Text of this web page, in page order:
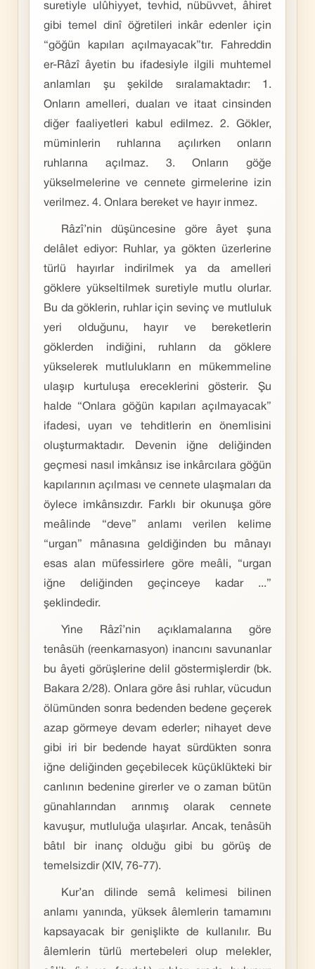
suretiyle ulûhiyyet, tevhid, nübüvvet, âhiret
gibi temel dinî öğretileri inkâr edenler için
“göğün kapıları açılmayacak”tır. Fahreddin
er-Râzî âyetin bu ifadesiyle ilgili muhtemel
anlamları şu şekilde sıralamaktadır: 1.
Onların amelleri, duaları ve itaat cinsinden
diğer faaliyetleri kabul edilmez. 2. Gökler,
müminlerin ruhlarına açılırken onların
ruhlarına açılmaz. 3. Onların göğe
yükselmelerine ve cennete girmelerine izin
verilmez. 4. Onlara bereket ve hayır inmez.
Râzî’nin düşüncesine göre âyet şuna
delâlet ediyor: Ruhlar, ya gökten üzerlerine
türlü hayırlar indirilmek ya da amelleri
göklere yükseltilmek suretiyle mutlu olurlar.
Bu da göklerin, ruhlar için sevinç ve mutluluk
yeri olduğunu, hayır ve bereketlerin
göklerden indiğini, ruhların da göklere
yükselerek mutlulukların en mükemmeline
ulaşıp kurtuluşa ereceklerini gösterir. Şu
halde “Onlara göğün kapıları açılmayacak”
ifadesi, uyarı ve tehditlerin en önemlisini
oluşturmaktadır. Devenin iğne deliğinden
geçmesi nasıl imkânsız ise inkârcılara göğün
kapılarının açılması ve cennete ulaşmaları da
öylece imkânsızdır. Farklı bir okunuşa göre
meâlinde “deve” anlamı verilen kelime
“urgan” mânasına geldiğinden bu mânayı
esas alan müfessirlere göre meâli, “urgan
iğne deliğinden geçinceye kadar ...”
şeklindedir.
Yine Râzî’nin açıklamalarına göre
tenâsüh (reenkarnasyon) inancını savunanlar
bu âyeti görüşlerine delil göstermişlerdir (bk.
Bakara 2/28). Onlara göre âsi ruhlar, vücudun
ölümünden sonra bedenden bedene geçerek
azap görmeye devam ederler; nihayet deve
gibi iri bir bedende hayat sürdükten sonra
iğne deliğinden geçebilecek küçüklükteki bir
canlının bedenine girerler ve o zaman bütün
günahlarından arınmış olarak cennete
kavuşur, mutluluğa ulaşırlar. Ancak, tenâsüh
bâtıl bir inanç olduğu gibi bu görüş de
temelsizdir (XIV, 76-77).
Kur’an dilinde semâ kelimesi bilinen
anlamı yanında, yüksek âlemlerin tamamını
kapsayacak bir genişlikte de kullanılır. Bu
âlemlerin türlü mertebeleri olup melekler,